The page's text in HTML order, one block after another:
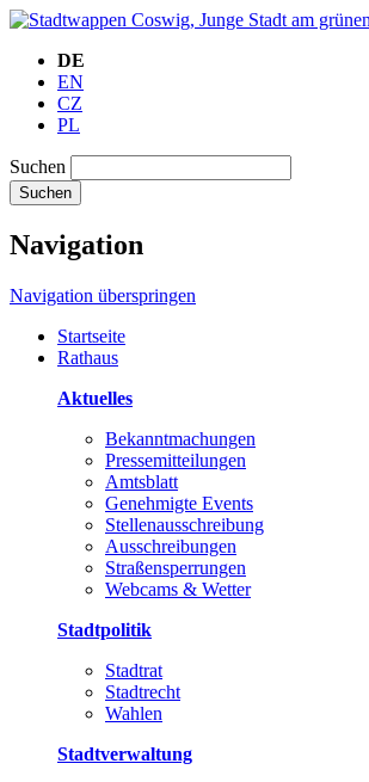
DE
EN
CZ
PL
Suchen
Suchen
Navigation
Navigation überspringen
Startseite
Rathaus
Aktuelles
Bekanntmachungen
Pressemitteilungen
Amtsblatt
Genehmigte Events
Stellenausschreibung
Ausschreibungen
Straßensperrungen
Webcams & Wetter
Stadtpolitik
Stadtrat
Stadtrecht
Wahlen
Stadtverwaltung